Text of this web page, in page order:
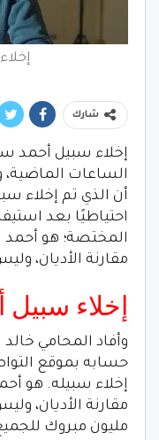
شارك
إخلاء سبيل أحمد
الساعات
أن الذي تم إخلاء
احتياطيًا بعد
المختصة؛ هو أحمد
مقارنة الأديان،
إخلاء
وأفاد المحامي
حسابه بموقع
إخلاء سبيله. هو
مقارنة الأديان،
مليون مبروك